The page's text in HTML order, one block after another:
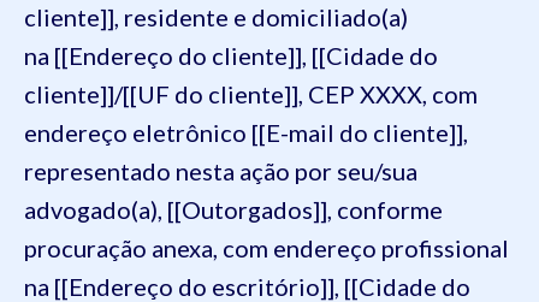
cliente]], residente e domiciliado(a)
na [[Endereço do cliente]], [[Cidade do
cliente]]/[[UF do cliente]], CEP XXXX, com
endereço eletrônico [[E-mail do cliente]],
representado nesta ação por seu/sua
advogado(a), [[Outorgados]], conforme
procuração anexa, com endereço profissional
na [[Endereço do escritório]], [[Cidade do